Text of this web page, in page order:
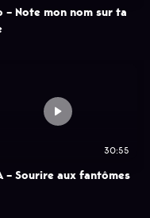
– Note mon nom sur ta
30:55
– Sourire aux fantômes